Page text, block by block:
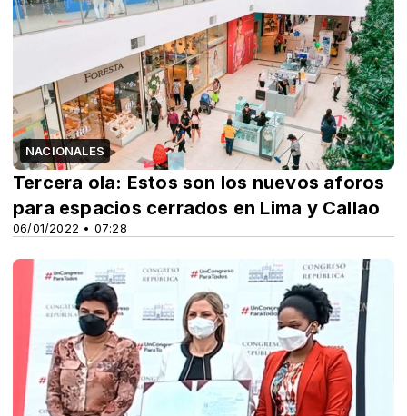
NACIONALES
06/01/2022 • 07:28
Tercera ola: Estos son los nuevos aforos
para espacios cerrados en Lima y Callao